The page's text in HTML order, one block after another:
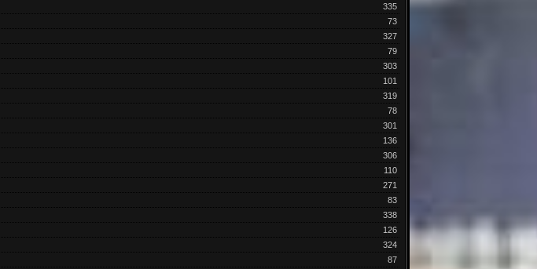
335
73
327
79
303
101
319
78
301
136
306
110
271
83
338
126
324
87